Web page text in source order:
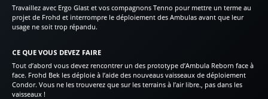
Travaillez avec Ergo Glast et vos compagnons Tenno pour mettre un terme au
projet de Frohd et interrompre le déploiement des Ambulas avant que leur
usage ne soit trop répandu.
CE QUE VOUS DEVEZ FAIRE
Tout d’abord vous devez rencontrer un des prototype d’Ambula Reborn face à
face. Frohd Bek les déploie à l’aide des nouveaus vaisseaux de déploiement
Condor. Vous ne les trouverez que sur les terrains à l’air libre., pas dans les
vaisseaux !